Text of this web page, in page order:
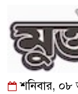
শনিবার, ০৮